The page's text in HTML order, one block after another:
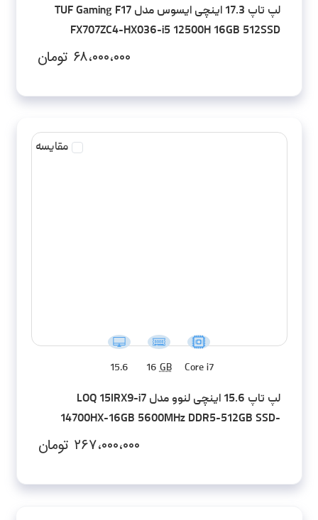
لپ تاپ 17.3 اینچی ایسوس مدل TUF Gaming F17
FX707ZC4-HX036-i5 12500H 16GB 512SSD
۶۸،۰۰۰،۰۰۰ تومان
مقایسه
Core i7
16GB
15.6
لپ تاپ 15.6 اینچی لنوو مدل LOQ 15IRX9-i7
14700HX-16GB 5600MHz DDR5-512GB SSD-
۲۶۷،۰۰۰،۰۰۰ تومان